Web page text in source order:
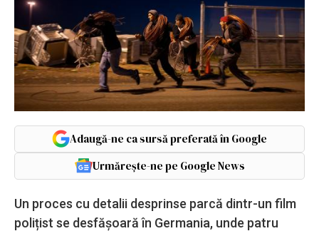
Adaugă-ne ca sursă preferată în Google
Urmărește-ne pe Google News
Un proces cu detalii desprinse parcă dintr-un film
polițist se desfășoară în Germania, unde patru